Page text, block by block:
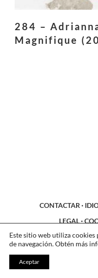
284 –
Magnifique
CONTACTAR ·
LEGAL·
Este sitio web utiliza cookies
de navegación. Obtén más
Aceptar